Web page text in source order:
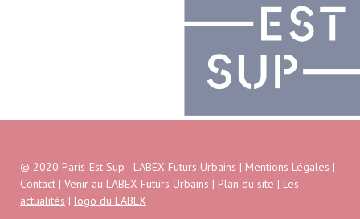
© 2020 Paris-Est Sup - LABEX Futurs Urbains | Mentions Légales |
Contact | Venir au LABEX Futurs Urbains | Plan du site | Les
actualités | logo du LABEX